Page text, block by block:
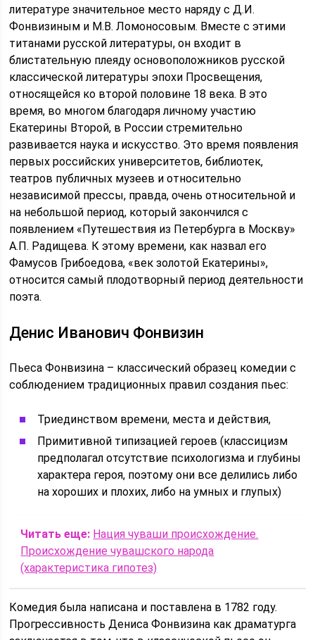
литературе значительное место наряду с Д.И.
Фонвизиным и М.В. Ломоносовым. Вместе с этими
титанами русской литературы, он входит в
блистательную плеяду основоположников русской
классической литературы эпохи Просвещения,
относящейся ко второй половине 18 века. В это
время, во многом благодаря личному участию
Екатерины Второй, в России стремительно
развивается наука и искусство. Это время появления
первых российских университетов, библиотек,
театров публичных музеев и относительно
независимой прессы, правда, очень относительной и
на небольшой период, который закончился с
появлением «Путешествия из Петербурга в Москву»
А.П. Радищева. К этому времени, как назвал его
Фамусов Грибоедова, «век золотой Екатерины»,
относится самый плодотворный период деятельности
поэта.
Денис Иванович Фонвизин
Пьеса Фонвизина – классический образец комедии с
соблюдением традиционных правил создания пьес:
Триединством времени, места и действия,
Примитивной типизацией героев (классицизм
предполагал отсутствие психологизма и глубины
характера героя, поэтому они все делились либо
на хороших и плохих, либо на умных и глупых)
Читать еще: Нация чуваши происхождение.
Происхождение чувашского народа
(характеристика гипотез)
Комедия была написана и поставлена в 1782 году.
Прогрессивность Дениса Фонвизина как драматурга